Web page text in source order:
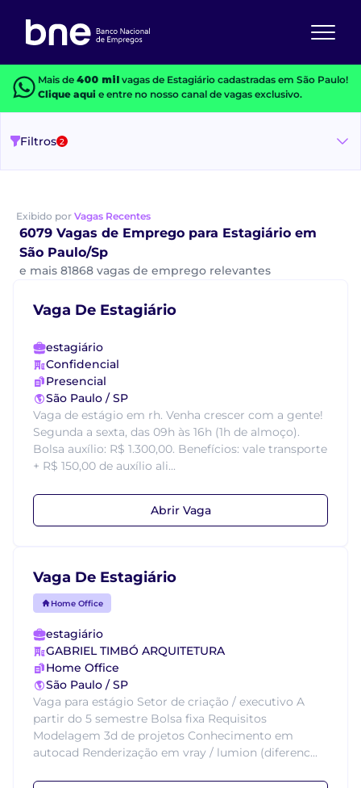
Mais de 400 milvagas de Estagiário cadastradas em São Paulo!
Clique aquie entre no nosso canal de vagas exclusivo.
Filtros 2
Exibido por Vagas Recentes
6079 Vagas de Emprego para Estagiário em
São Paulo/Sp
e mais 81868 vagas de emprego relevantes
Vaga De Estagiário
estagiário
Confidencial
Presencial
São Paulo / SP
Vaga de estágio em rh. Venha crescer com a gente!
Segunda a sexta, das 09h às 16h (1h de almoço).
Bolsa auxílio: R$ 1.300,00. Benefícios: vale transporte
+ R$ 150,00 de auxílio ali...
Abrir Vaga
Vaga De Estagiário
Home Office
estagiário
GABRIEL TIMBÓ ARQUITETURA
Home Office
São Paulo / SP
Vaga para estágio Setor de criação / executivo A
partir do 5 semestre Bolsa fixa Requisitos
Modelagem 3d de projetos Conhecimento em
autocad Renderização em vray / lumion (diferenc...